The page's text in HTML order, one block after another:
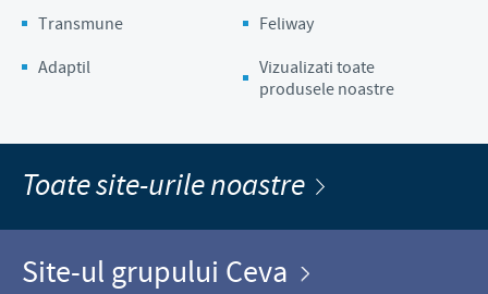
Transmune
Feliway
Adaptil
Vizualizati toate
produsele noastre
Toate site-urile noastre
Site-ul grupului Ceva